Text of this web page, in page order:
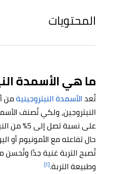
المحتويات
ما هي الأسمدة
تُعدالأسمدة النيتروجينيةمن
النيتروجين، ولكي تُصنف
على نسبة
حال تفاعله مع الأمونيوم أو
تُصبح التربة غنية جدًا
وطبيعة التربة.[١]